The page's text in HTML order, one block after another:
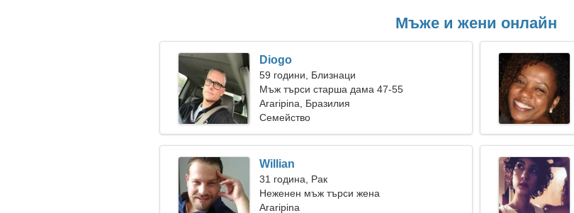
Мъже и жени онлайн
Diogo
59 години, Близнаци
Мъж търси старша дама 47-55
Araripina, Бразилия
Семейство
Willian
31 година, Рак
Неженен мъж търси жена
Araripina